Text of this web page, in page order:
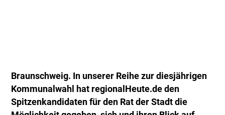
Braunschweig. In unserer Reihe zur diesjährigen
Kommunalwahl hat regionalHeute.de den
Spitzenkandidaten für den Rat der Stadt die